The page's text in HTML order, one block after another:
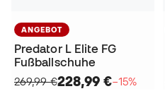
ANGEBOT
Predator L Elite FG
Fußballschuhe
269,99 €228,99 €−15%